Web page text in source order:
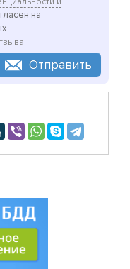
на
Отправить